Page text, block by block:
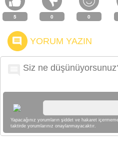
5 0 0
YORUM YAZIN
Yapacağınız yorumların şiddet ve hakaret
taktirde yorumlarınız onaylanmayacaktır.